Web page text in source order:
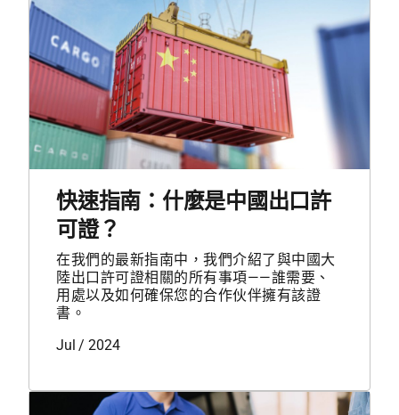
快速指南：什麼是中國出口許
可證？
在我們的最新指南中，我們介紹了與中國大
陸出口許可證相關的所有事項——誰需要、
用處以及如何確保您的合作伙伴擁有該證
書。
Jul / 2024